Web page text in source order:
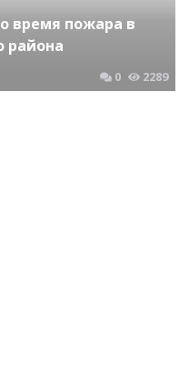
время пожара в
района
0 2289